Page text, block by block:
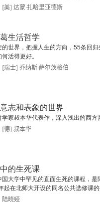
的功能主义
斯·卢曼商榷：社会的系统
？（1971）
统理论还是社会控制论？
义还是独立于语言范畴的“
的建构与语言的交往
系统理论概念——以及理论
态的系统理论概念——以及
[美] 达蒙·扎哈里亚德斯
生活哲学
的世界，把握人生的方向，55条回归
活得更好。
[瑞士] 乔纳斯·萨尔茨格伯
志和表象的世界
学家叔本华代表作，深入浅出的西方
[德] 叔本华
的生死课
国大学中罕见的直面生死的课程，是
起在北师大开设的同名公共选修课
陆晓娅